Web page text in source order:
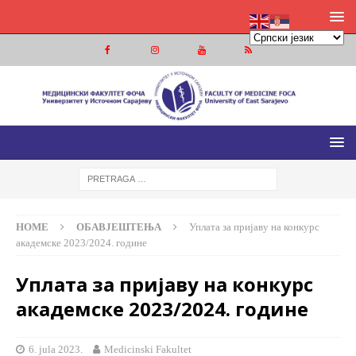
МЕДИЦИНСКИ ФАКУЛТЕТ ФОЧА
МЕДИЦИНСКИ ФАКУЛТЕТ УНИВЕРЗИТЕТА У ИСТОЧНОМ
HOME ОБАВЈЕШТЕЊА
Уплата за пријаву на конкурс
академске 2023/2024. године
Уплата за пријаву на конкурс
академске 2023/2024. године
6. jula 2023. Medicinski Fakultet